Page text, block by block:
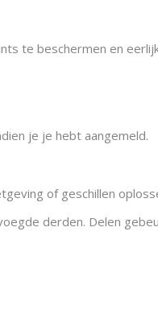
te beschermen en
je je hebt aangemeld.
of geschillen
derden. Delen